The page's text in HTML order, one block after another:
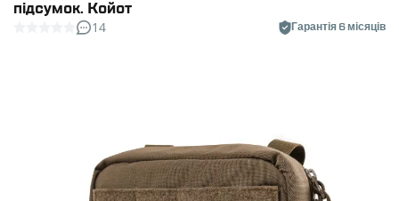
підсумок. Койот
14 Гарантія 6 місяців